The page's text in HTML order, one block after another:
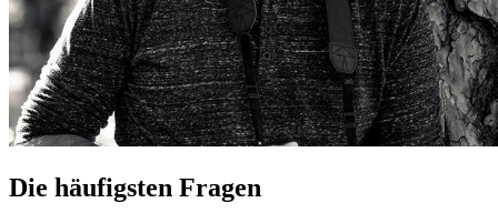
Die häufigsten Fragen